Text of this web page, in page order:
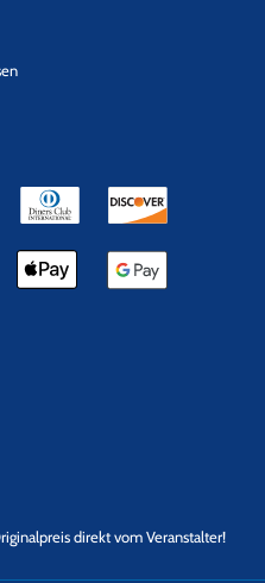
direkt vom Veranstalter!